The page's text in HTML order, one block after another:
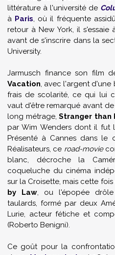
littérature à l'université de
à Paris, où il fréquente
retour à New York, il
avant de s'inscrire dans la
University.
Jarmusch finance son film
Vacation, avec l'argent d'une
frais de scolarité, ce qui lui
vaut d'être remarqué avant
long métrage, Stranger than
parWim Wendersdont il fut
Présenté à Cannes dans le
Réalisateurs, ce road-movie
blanc, décroche la
coqueluche du cinéma
sur la Croisette, mais cette
by Law, ou l'épopée
taulards, formé par deux
Lurie, acteur fétiche et
(Roberto Benigni).
Ce goût pour la